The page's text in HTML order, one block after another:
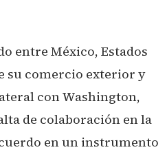
entre México, Estados
su comercio exterior y
con Washington,
de colaboración en la
en un instrumento